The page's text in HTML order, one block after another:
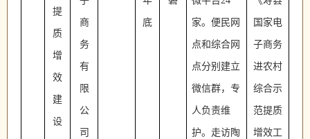
国家电
子商务
进农村
综合示
范提质
增效工
提
质
增
效
建
设
商
务
有
限
公
司
底 家。便民网
点和综合网
点分别建立
微信群，专
人负责维
护。走访陶